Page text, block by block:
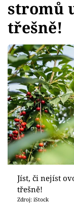
Témata
Bydlení
Zahrada
Design
Sledujte
Přihlášení
Sledujte nás
stromů
třešně!
Jíst, či nejíst
třešně!
Zdroj: iStock